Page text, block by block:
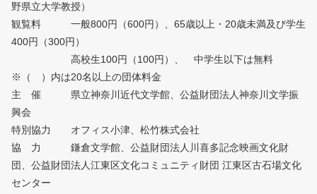
野県立大学教授）
観覧料 一般800円（600円）、65歳以上・20歳未満及び学生
400円（300円）
高校生100円（100円）、 中学生以下は無料
※（ ）内は20名以上の団体料金
主 催 県立神奈川近代文学館、公益財団法人神奈川文学振
興会
特別協力 オフィス小津、松竹株式会社
協 力 鎌倉文学館、公益財団法人川喜多記念映画文化財
団、公益財団法人江東区文化コミュニティ財団 江東区古石場文化
センター